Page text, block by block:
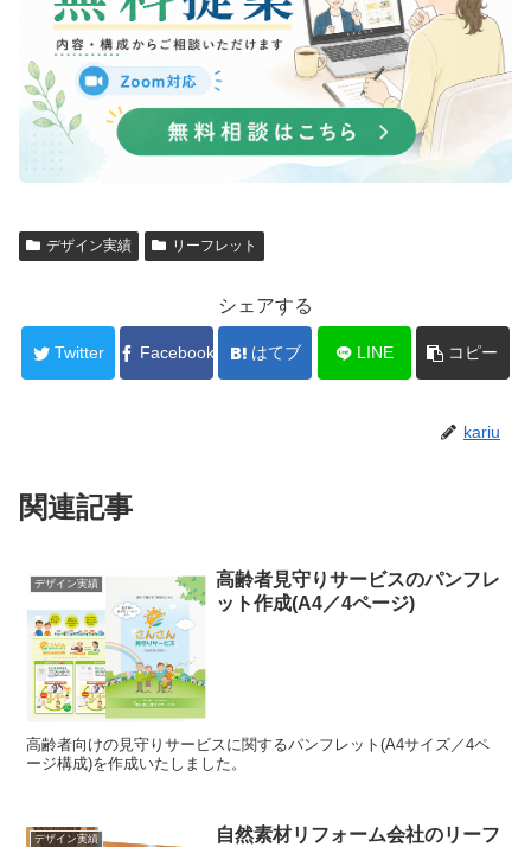
デザイン実績 リーフレット
シェアする
Twitter Facebook はてブ LINE コピー
kariu
関連記事
デザイン実績
高齢者見守りサービスのパンフレ
ット作成(A4／4ページ)
高齢者向けの見守りサービスに関するパンフレット(A4サイズ／4ペ
ージ構成)を作成いたしました。
デザイン実績
自然素材リフォーム会社のリーフ